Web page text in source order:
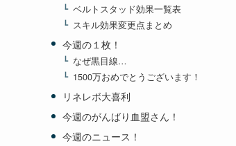
ベルトスタッド効果一覧表
スキル効果変更点まとめ
今週の１枚！
なぜ黒目線…
1500万おめでとうございます！
リネレボ大喜利
今週のがんばり血盟さん！
今週のニュース！